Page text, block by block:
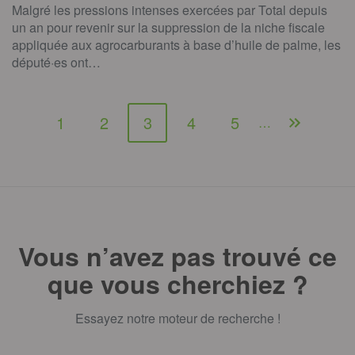
Malgré les pressions intenses exercées par Total depuis
un an pour revenir sur la suppression de la niche fiscale
appliquée aux agrocarburants à base d’huile de palme, les
député·es ont…
1 2 3 4 5 …
Vous n’avez pas trouvé ce
que vous cherchiez ?
Essayez notre moteur de recherche !